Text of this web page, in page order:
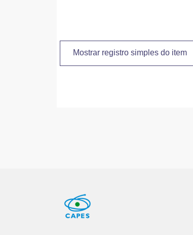
Mostrar registro simples do item